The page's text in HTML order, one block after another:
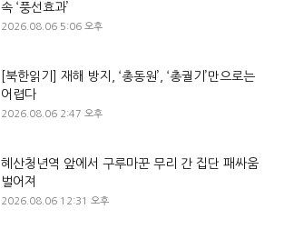
속 ‘풍선효과’
2026.08.06 5:06 오후
[북한읽기] 재해 방지, ‘총동원’, ‘총궐기’만으로는
어렵다
2026.08.06 2:47 오후
혜산청년역 앞에서 구루마꾼 무리 간 집단 패싸움
벌어져
2026.08.06 12:31 오후